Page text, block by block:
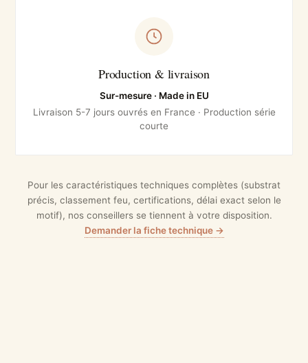
Production & livraison
Sur-mesure · Made in EU
Livraison 5-7 jours ouvrés en France · Production série
courte
Pour les caractéristiques techniques complètes (substrat
précis, classement feu, certifications, délai exact selon le
motif), nos conseillers se tiennent à votre disposition.
Demander la fiche technique →